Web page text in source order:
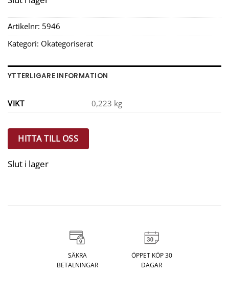
Artikelnr: 5946
Kategori: Okategoriserat
YTTERLIGARE INFORMATION
VIKT 0,223 kg
HITTA TILL OSS
Slut i lager
SÄKRA
BETALNINGAR
ÖPPET KÖP 30
DAGAR